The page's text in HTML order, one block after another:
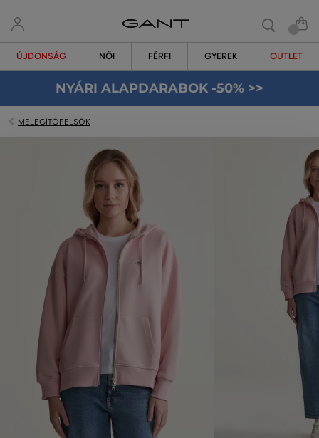
ÚJDONSÁG NŐI FÉRFI GYEREK OUTLET
NYÁRI ALAPDARABOK -50% >>
MELEGÍTŐFELSŐK